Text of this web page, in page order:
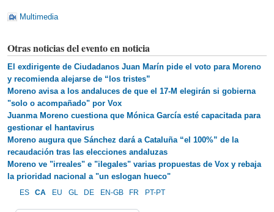
Multimedia
Otras noticias del evento en noticia
El exdirigente de Ciudadanos Juan Marín pide el voto para Moreno
y recomienda alejarse de “los tristes”
Moreno avisa a los andaluces de que el 17-M elegirán si gobierna
"solo o acompañado" por Vox
Juanma Moreno cuestiona que Mónica García esté capacitada para
gestionar el hantavirus
Moreno augura que Sánchez dará a Cataluña “el 100%” de la
recaudación tras las elecciones andaluzas
Moreno ve "irreales" e "ilegales" varias propuestas de Vox y rebaja
la prioridad nacional a "un eslogan hueco"
ES CA EU GL DE EN-GB FR PT-PT